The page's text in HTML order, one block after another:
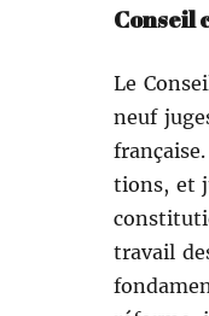
Conseil
Le
neuf
tions, et
tra­vail